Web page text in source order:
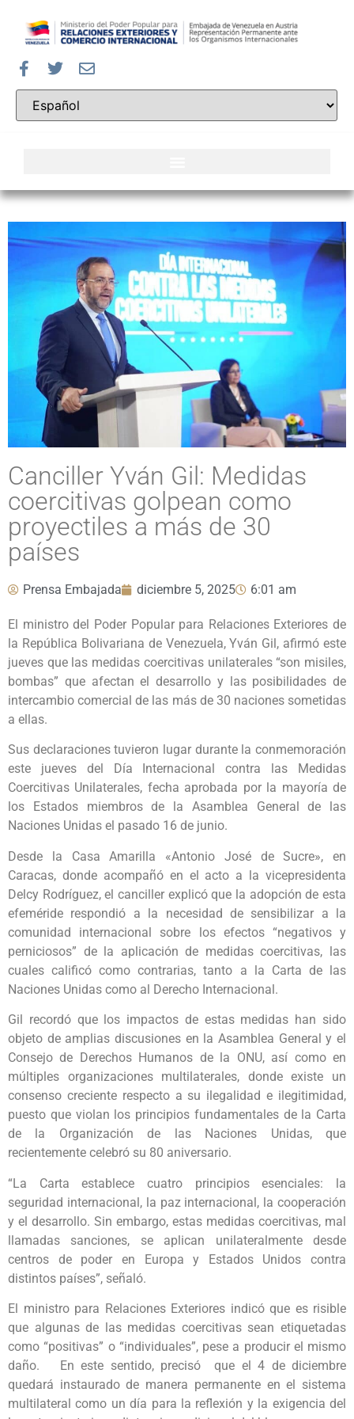
Canciller Yván Gil: Medidas
coercitivas golpean como
proyectiles a más de 30
países
Prensa Embajada diciembre 5, 2025 6:01 am
El ministro del Poder Popular para Relaciones Exteriores de
la República Bolivariana de Venezuela, Yván Gil, afirmó este
jueves que las medidas coercitivas unilaterales “son misiles,
bombas” que afectan el desarrollo y las posibilidades de
intercambio comercial de las más de 30 naciones sometidas
a ellas.
Sus declaraciones tuvieron lugar durante la conmemoración
este jueves del Día Internacional contra las Medidas
Coercitivas Unilaterales, fecha aprobada por la mayoría de
los Estados miembros de la Asamblea General de las
Naciones Unidas el pasado 16 de junio.
Desde la Casa Amarilla «Antonio José de Sucre», en
Caracas, donde acompañó en el acto a la vicepresidenta
Delcy Rodríguez, el canciller explicó que la adopción de esta
efeméride respondió a la necesidad de sensibilizar a la
comunidad internacional sobre los efectos “negativos y
perniciosos” de la aplicación de medidas coercitivas, las
cuales calificó como contrarias, tanto a la Carta de las
Naciones Unidas como al Derecho Internacional.
Gil recordó que los impactos de estas medidas han sido
objeto de amplias discusiones en la Asamblea General y el
Consejo de Derechos Humanos de la ONU, así como en
múltiples organizaciones multilaterales, donde existe un
consenso creciente respecto a su ilegalidad e ilegitimidad,
puesto que violan los principios fundamentales de la Carta
de la Organización de las Naciones Unidas, que
recientemente celebró su 80 aniversario.
“La Carta establece cuatro principios esenciales: la
seguridad internacional, la paz internacional, la cooperación
y el desarrollo. Sin embargo, estas medidas coercitivas, mal
llamadas sanciones, se aplican unilateralmente desde
centros de poder en Europa y Estados Unidos contra
distintos países”, señaló.
El ministro para Relaciones Exteriores indicó que es risible
que algunas de las medidas coercitivas sean etiquetadas
como “positivas” o “individuales”, pese a producir el mismo
daño. En este sentido, precisó que el 4 de diciembre
quedará instaurado de manera permanente en el sistema
multilateral como un día para la reflexión y la exigencia del